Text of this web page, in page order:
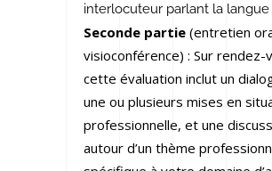
interlocuteur parlant la langue
Seconde partie (entretien
visioconférence) : Sur rendez-
cette évaluation inclut un
une ou plusieurs mises en
professionnelle, et une
autour d’un thème